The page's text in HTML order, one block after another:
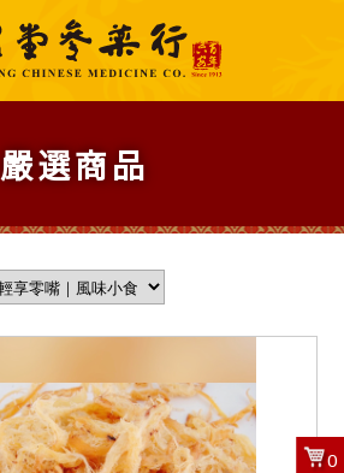
嚴選商品
0